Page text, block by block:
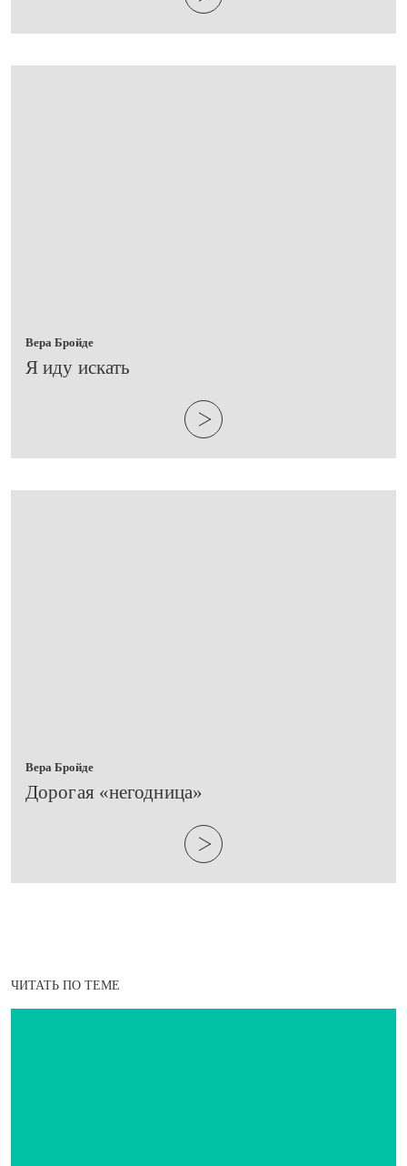
Вера Бройде
​Я иду искать
Вера Бройде
​Дорогая «негодница»
ЧИТАТЬ ПО ТЕМЕ